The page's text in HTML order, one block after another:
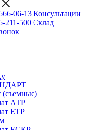
06-13 Консультации
211-500 Склад
АТР
ЕТР